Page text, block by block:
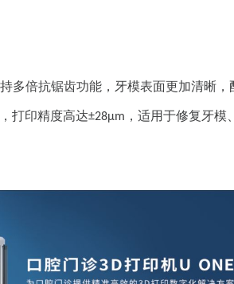
多倍抗锯齿功能，牙模表面更加清晰，
打印精度高达±28μm ，适用于修复牙模